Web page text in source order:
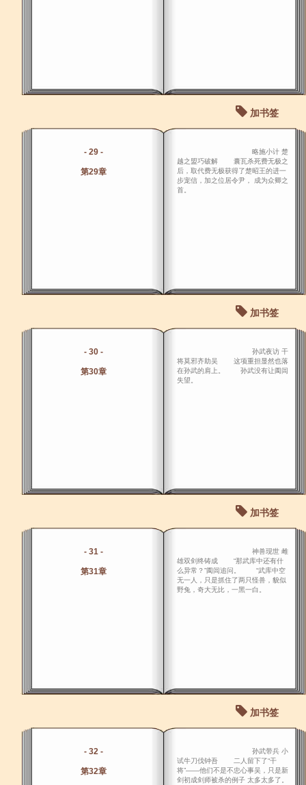
加书签
- 29 -
第29章
略施小计 楚
越之盟巧破解 囊瓦杀死费无极之
后，取代费无极获得了楚昭王的进一
步宠信，加之位居令尹， 成为众卿之
首。
加书签
- 30 -
第30章
孙武夜访 干
将莫邪齐助吴 这项重担显然也落
在孙武的肩上。 孙武没有让阖闾
失望。
加书签
- 31 -
第31章
神兽现世 雌
雄双剑终铸成 “那武库中还有什
么异常？”阖闾追问。 “武库中空
无一人，只是抓住了两只怪兽，貌似
野兔，奇大无比，一黑一白。
加书签
- 32 -
第32章
孙武带兵 小
试牛刀伐钟吾 二人留下了“干
将”――他们不是不忠心事吴，只是新
剑初成剑师被杀的例子 太多太多了。